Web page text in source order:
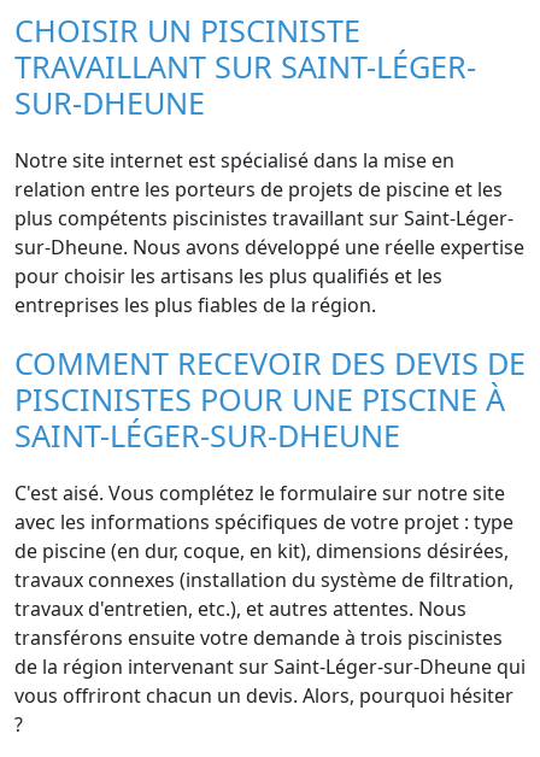
CHOISIR UN PISCINISTE
TRAVAILLANT SUR SAINT-LÉGER-
SUR-DHEUNE
Notre site internet est spécialisé dans la mise en
relation entre les porteurs de projets de piscine et les
plus compétents piscinistes travaillant sur Saint-Léger-
sur-Dheune. Nous avons développé une réelle expertise
pour choisir les artisans les plus qualifiés et les
entreprises les plus fiables de la région.
COMMENT RECEVOIR DES DEVIS DE
PISCINISTES POUR UNE PISCINE À
SAINT-LÉGER-SUR-DHEUNE
C'est aisé. Vous complétez le formulaire sur notre site
avec les informations spécifiques de votre projet : type
de piscine (en dur, coque, en kit), dimensions désirées,
travaux connexes (installation du système de filtration,
travaux d'entretien, etc.), et autres attentes. Nous
transférons ensuite votre demande à trois piscinistes
de la région intervenant sur Saint-Léger-sur-Dheune qui
vous offriront chacun un devis. Alors, pourquoi hésiter
?